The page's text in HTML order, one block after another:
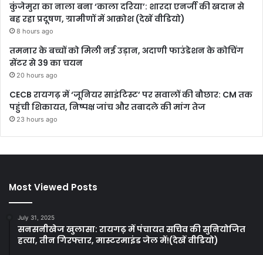
कुंजेमुरा का नाला बना ‘काला दरिया’: शारदा एनर्जी की खदान से
बह रहा प्रदूषण, ग्रामीणों में आक्रोश (देखें वीडियो)
8 hours ago
तमनार के बच्चों को मिली नई उड़ान, अदाणी फाउंडेशन के कोचिंग
सेंटर से 39 का चयन
20 hours ago
CECB रायगढ़ में ‘जूनियर साइंटिस्ट’ पर सवालों की बौछार: CM तक
पहुंची शिकायत, निष्पक्ष जांच और तबादले की मांग तेज
23 hours ago
Most Viewed Posts
July 31, 2025
सनसनीखेज खुलासा: रायगढ़ में पंचायत सचिव की सुनियोजित
हत्या, तीन गिरफ्तार, मास्टरमाइंड जेल में!(देखें वीडियो)